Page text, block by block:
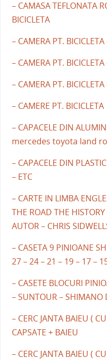
– CAMASA TEFLONATA
BICICLETA
– CAMERA PT.
– CAMERA PT.
– CAMERA PT.
– CAMERE PT. BICICLETA
– CAPACELE DIN
mercedes toyota land
– CAPACELE DIN
– ETC
– CARTE IN LIMBA
THE ROAD THE
AUTOR – CHRIS
– CASETA 9 PINIOANE
27 – 24 – 21 – 19 – 17 –
– CASETE BLOCURI
– SUNTOUR – SHIMANO
– CERC JANTA BAIEU (
CAPSATE + BAIEU
– CERC JANTA BAIEU (